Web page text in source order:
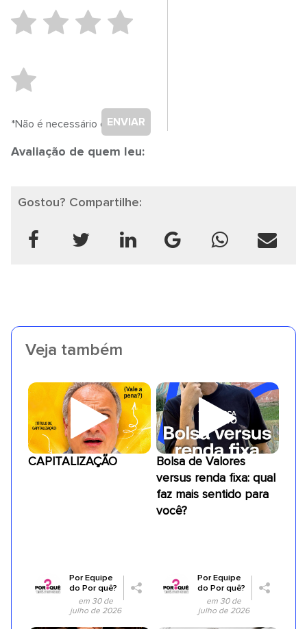
ENVIAR
*Não é necessário cadastro.
Avaliação de quem leu:
Gostou? Compartilhe:
Veja também
CAPITALIZAÇÃO
PorEquipe
do Por quê?
em 30 de
julho de 2026
Bolsa de Valores
versus renda fixa: qual
faz mais sentido para
você?
PorEquipe
do Por quê?
em 30 de
julho de 2026